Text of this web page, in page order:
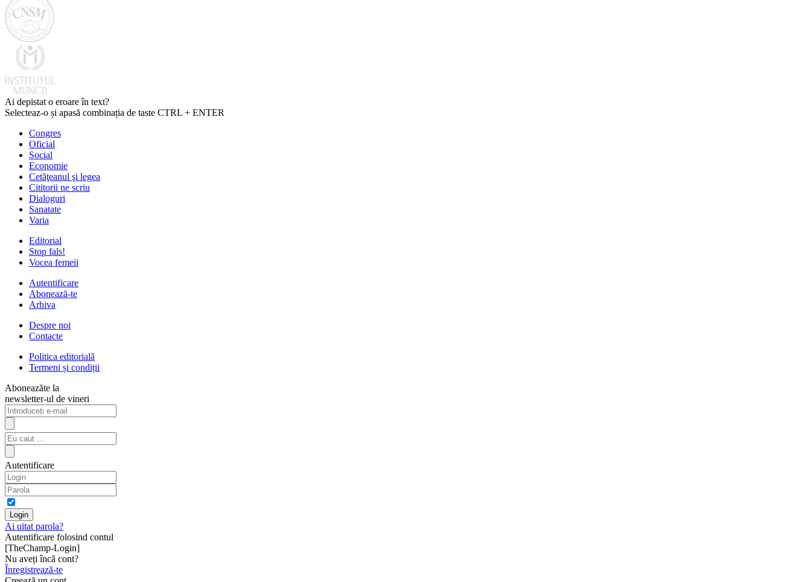
Ai depistat o eroare în text?
Selecteaz-o și apasă combinația de taste CTRL + ENTER
Congres
Oficial
Social
Economie
Cetăţeanul şi legea
Cititorii ne scriu
Dialoguri
Sanatate
Varia
Editorial
Stop fals!
Vocea femeii
Autentificare
Abonează-te
Arhiva
Despre noi
Contacte
Politica editorială
Termeni și condiții
Aboneazăte la
newsletter-ul de vineri
Autentificare
Ai uitat parola?
Autentificare folosind contul
[TheChamp-Login]
Nu aveți încă cont?
Înregistrează-te